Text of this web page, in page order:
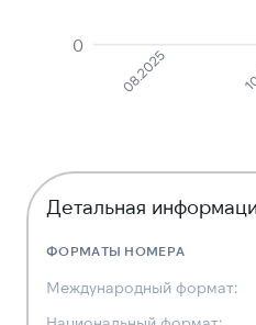
0
08.2025
Детальная
ФОРМАТЫ НОМЕРА
Международный формат: